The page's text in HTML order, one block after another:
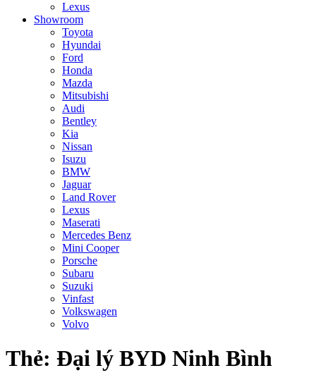
Lexus
Showroom
Toyota
Hyundai
Ford
Honda
Mazda
Mitsubishi
Audi
Bentley
Kia
Nissan
Isuzu
BMW
Jaguar
Land Rover
Lexus
Maserati
Mercedes Benz
Mini Cooper
Porsche
Subaru
Suzuki
Vinfast
Volkswagen
Volvo
Thẻ: Đại lý BYD Ninh Bình